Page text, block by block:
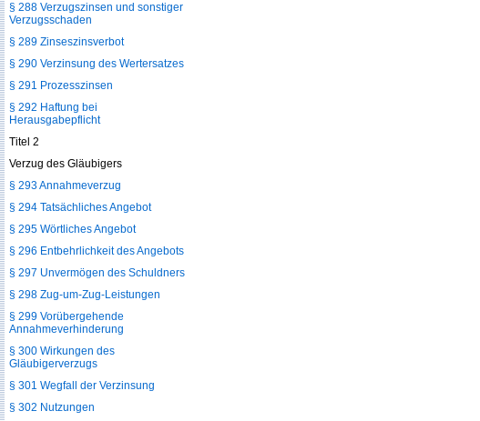
§ 288 Verzugszinsen und sonstiger
Verzugsschaden
§ 289 Zinseszinsverbot
§ 290 Verzinsung des Wertersatzes
§ 291 Prozesszinsen
§ 292 Haftung bei
Herausgabepflicht
Titel 2
Verzug des Gläubigers
§ 293 Annahmeverzug
§ 294 Tatsächliches Angebot
§ 295 Wörtliches Angebot
§ 296 Entbehrlichkeit des Angebots
§ 297 Unvermögen des Schuldners
§ 298 Zug-um-Zug-Leistungen
§ 299 Vorübergehende
Annahmeverhinderung
§ 300 Wirkungen des
Gläubigerverzugs
§ 301 Wegfall der Verzinsung
§ 302 Nutzungen